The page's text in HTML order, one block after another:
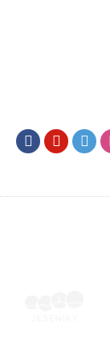
FacebookYoutube